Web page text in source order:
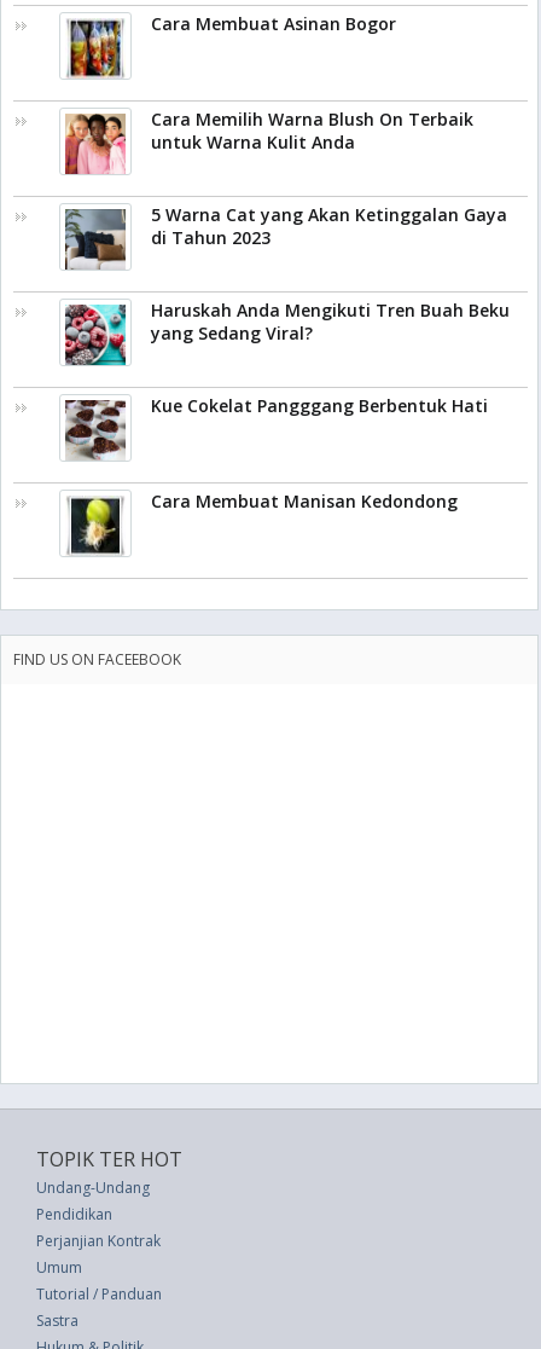
Cara Membuat Asinan Bogor
Cara Memilih Warna Blush On Terbaik
untuk Warna Kulit Anda
5 Warna Cat yang Akan Ketinggalan Gaya
di Tahun 2023
Haruskah Anda Mengikuti Tren Buah Beku
yang Sedang Viral?
Kue Cokelat Pangggang Berbentuk Hati
Cara Membuat Manisan Kedondong
FIND US ON FACEEBOOK
TOPIK TER HOT
Undang-Undang
Pendidikan
Perjanjian Kontrak
Umum
Tutorial / Panduan
Sastra